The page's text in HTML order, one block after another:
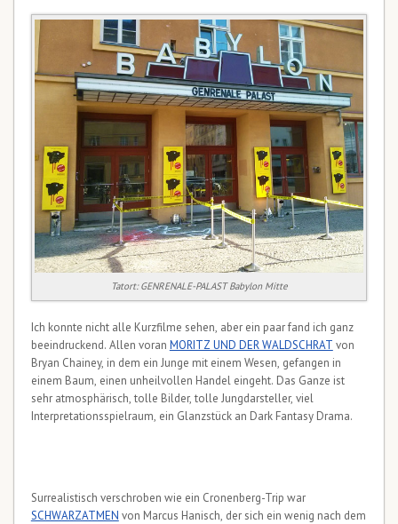
Tatort: GENRENALE-PALAST Babylon Mitte
Ich konnte nicht alle Kurzfilme sehen, aber ein paar fand ich ganz
beeindruckend. Allen voran MORITZ UND DER WALDSCHRAT von
Bryan Chainey, in dem ein Junge mit einem Wesen, gefangen in
einem Baum, einen unheilvollen Handel eingeht. Das Ganze ist
sehr atmosphärisch, tolle Bilder, tolle Jungdarsteller, viel
Interpretationsspielraum, ein Glanzstück an Dark Fantasy Drama.
Surrealistisch verschroben wie ein Cronenberg-Trip war
SCHWARZATMEN von Marcus Hanisch, der sich ein wenig nach dem